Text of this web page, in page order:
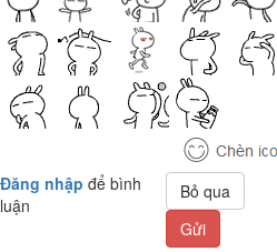
Đăng nhập để bình
luận
Bỏ qua
Gửi